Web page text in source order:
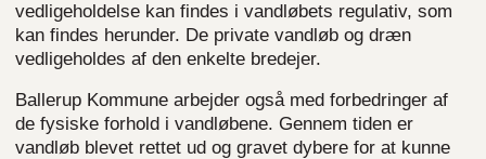
vedligeholdelse kan findes i vandløbets regulativ, som
kan findes herunder. De private vandløb og dræn
vedligeholdes af den enkelte bredejer.
Ballerup Kommune arbejder også med forbedringer af
de fysiske forhold i vandløbene. Gennem tiden er
vandløb blevet rettet ud og gravet dybere for at kunne